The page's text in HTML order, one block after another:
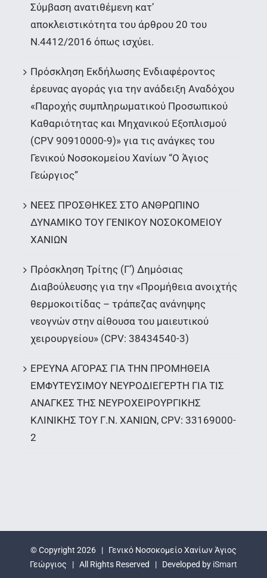
Σύμβαση ανατιθέμενη κατ’
αποκλειστικότητα του άρθρου 20 του
Ν.4412/2016 όπως ισχύει.
Πρόσκληση Εκδήλωσης Ενδιαφέροντος
έρευνας αγοράς για την ανάδειξη Αναδόχου
«Παροχής συμπληρωματικού Προσωπικού
Καθαριότητας και Μηχανικού Εξοπλισμού
(CPV 90910000-9)» για τις ανάγκες του
Γενικού Νοσοκομείου Χανίων “Ο Άγιος
Γεώργιος”
ΝΕΕΣ ΠΡΟΣΘΗΚΕΣ ΣΤΟ ΑΝΘΡΩΠΙΝΟ
ΔΥΝΑΜΙΚΟ ΤΟΥ ΓΕΝΙΚΟΥ ΝΟΣΟΚΟΜΕΙΟΥ
ΧΑΝΙΩΝ
Πρόσκληση Τρίτης (Γ’) Δημόσιας
Διαβούλευσης για την «Προμήθεια ανοιχτής
θερμοκοιτίδας – τράπεζας ανάνηψης
νεογνών στην αίθουσα του μαιευτικού
χειρουργείου» (CPV: 38434540-3)
ΕΡΕΥΝΑ ΑΓΟΡΑΣ ΓΙΑ ΤΗΝ ΠΡΟΜΗΘΕΙΑ
ΕΜΦΥΤΕΥΣΙΜΟΥ ΝΕΥΡΟΔΙΕΓΕΡΤΗ ΓΙΑ ΤΙΣ
ΑΝΑΓΚΕΣ ΤΗΣ ΝΕΥΡΟΧΕΙΡΟΥΡΓΙΚΗΣ
ΚΛΙΝΙΚΗΣ ΤΟΥ Γ.Ν. ΧΑΝΙΩΝ, CPV: 33169000-
2
© Copyright 2026 | Γενικό Νοσοκομείο Χανίων Άγιος
Γεώργιος | All Rights Reserved | Developed by iSmart